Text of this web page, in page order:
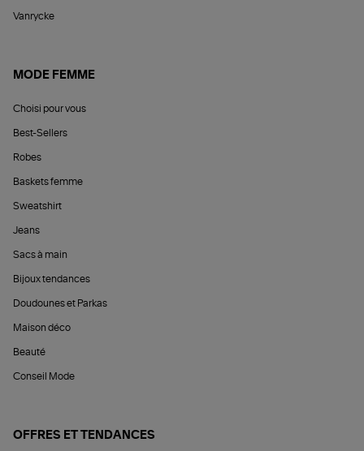
Vanrycke
MODE FEMME
Choisi pour vous
Best-Sellers
Robes
Baskets femme
Sweatshirt
Jeans
Sacs à main
Bijoux tendances
Doudounes et Parkas
Maison déco
Beauté
Conseil Mode
OFFRES ET TENDANCES